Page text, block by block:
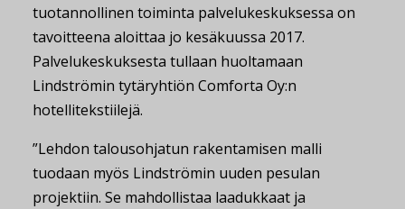
tuotannollinen toiminta palvelukeskuksessa on
tavoitteena aloittaa jo kesäkuussa 2017.
Palvelukeskuksesta tullaan huoltamaan
Lindströmin tytäryhtiön Comforta Oy:n
hotellitekstiilejä.
”Lehdon talousohjatun rakentamisen malli
tuodaan myös Lindströmin uuden pesulan
projektiin. Se mahdollistaa laadukkaat ja